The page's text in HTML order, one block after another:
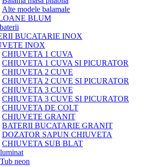
Alte modele balamale
BLUM
BUCATARIE INOX
INOX
CHIUVETA 1 CUVA
CHIUVETA 1 CUVA SI PICURATOR
CHIUVETA 2 CUVE
CHIUVETA 2 CUVE SI PICURATOR
CHIUVETA 3 CUVE
CHIUVETA 3 CUVE SI PICURATOR
CHIUVETA DE COLT
CHIUVETE GRANIT
BATERII BUCATARIE GRANIT
DOZATOR SAPUN CHIUVETA
CHIUVETA SUB BLAT
neon